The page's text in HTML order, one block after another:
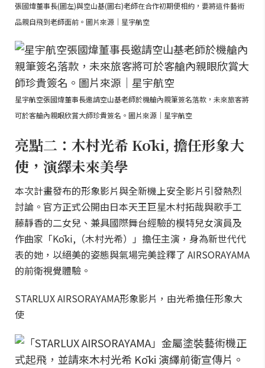
張國煒董事長(圖左)與空山基(圖右)老師在合作初期便相約，要將這件藝術
品親自飛到老師面前。圖片來源｜星宇航空
星宇航空張國煒董事長邀請空山基老師於機艙內親筆簽名落款，未來旅客將
可於客艙內親眼欣賞大師珍貴簽名。圖片來源｜星宇航空
亮點二：木村光希 Kōki, 擔任形象大
使，演繹未來美學
本次計畫發布的形象影片與全新機上安全影片引發熱烈
討論。官方正式公開由日本天王巨星木村拓哉與歌手工
藤靜香的二女兒、兼具國際舞台經驗的模特兒女演員及
作曲家「Kōki,（木村光希）」擔任主演，身為新世代代
表的她，以絕美的姿態與氣場完美詮釋了 AIRSORAYAMA
的前衛視覺體驗。
STARLUX AIRSORAYAMA形象影片，由光希擔任形象大
使